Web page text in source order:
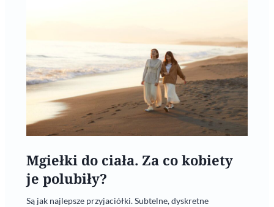
Mgiełki do ciała. Za co kobiety
je polubiły?
Są jak najlepsze przyjaciółki. Subtelne, dyskretne